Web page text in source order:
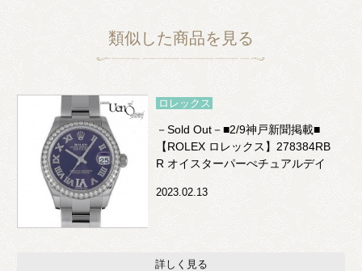
類似した商品を見る
ロレックス
－Sold Out－■2/9神戸新聞掲載■
【ROLEX ロレックス】278384RB
R オイスターパーぺチュアルデイ
トジャスト31
2023.02.13
詳しく見る